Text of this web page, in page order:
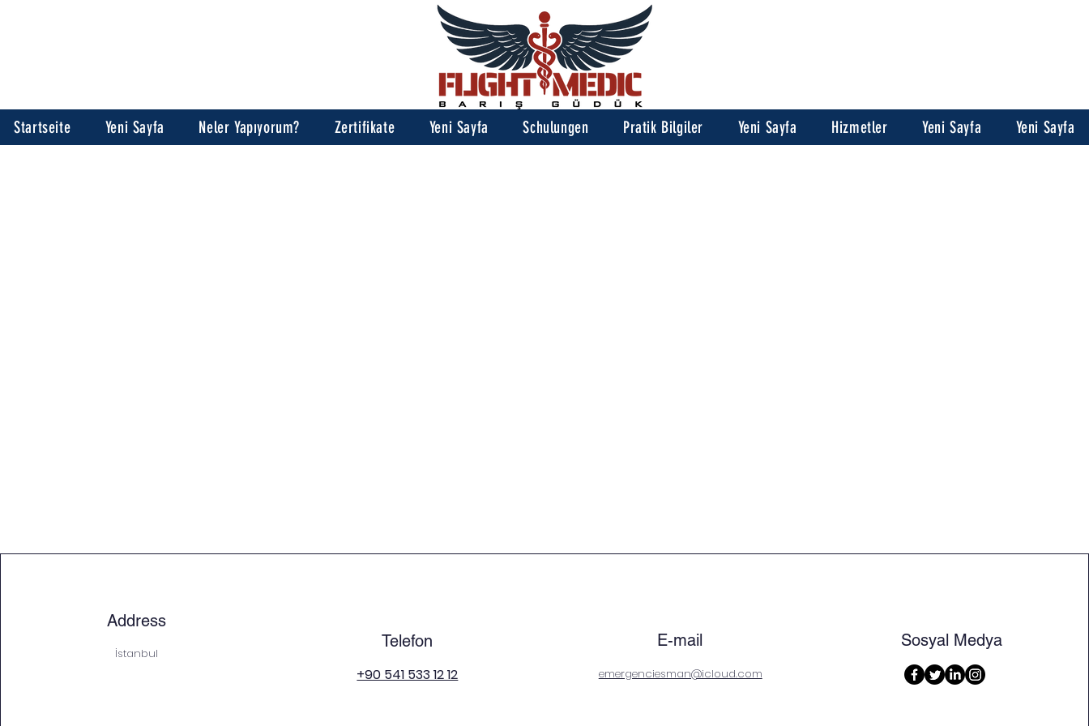
Startseite Yeni Sayfa Neler Yapıyorum? Zertifikate Yeni Sayfa Schulungen Pratik Bilgiler Yeni Sayfa Hizmetler Yeni Sayfa Yeni Sayfa
Address
İstanbul
Telefon
+90 541 533 12 12
E-mail
emergenciesman@icloud.com
Sosyal Medya